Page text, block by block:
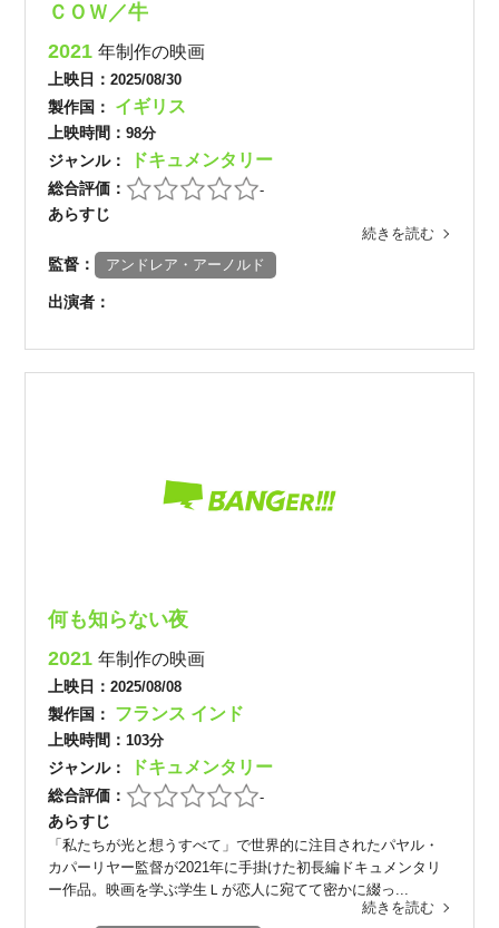
ＣＯＷ／牛
2021年制作の映画
上映日：2025/08/30
製作国： イギリス
上映時間：98分
ジャンル： ドキュメンタリー
総合評価： -
あらすじ
続きを読む
監督： アンドレア・アーノルド
出演者：
何も知らない夜
2021年制作の映画
上映日：2025/08/08
製作国： フランス インド
上映時間： 103分
ジャンル： ドキュメンタリー
総合評価： -
あらすじ
「私たちが光と想うすべて」で世界的に注目されたパヤル・
カパーリヤー監督が2021年に手掛けた初長編ドキュメンタリ
ー作品。映画を学ぶ学生Ｌが恋人に宛てて密かに綴っ...
続きを読む